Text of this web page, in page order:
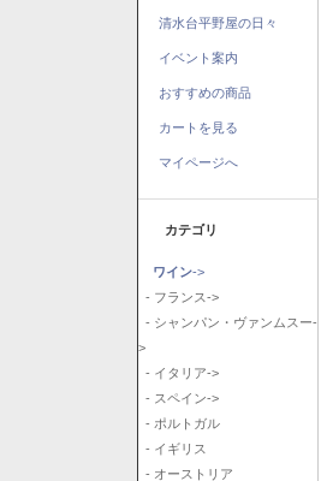
清水台平野屋の日々
イベント案内
おすすめの商品
カートを見る
マイページへ
カテゴリ
ワイン->
- フランス->
- シャンパン・ヴァンムスー-
>
- イタリア->
- スペイン->
- ポルトガル
- イギリス
- オーストリア